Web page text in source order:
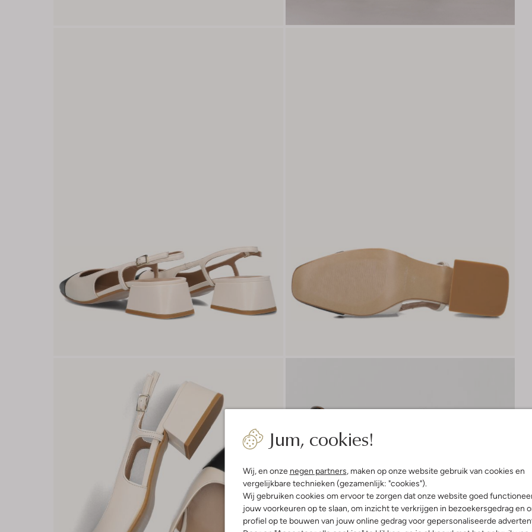
Jum, cookies!
Wij, en onze negen partners, maken op onze website gebruik van cookies en
vergelijkbare technieken (gezamenlijk: "cookies").
Wij gebruiken cookies om ervoor te zorgen dat onze website goed
jouw voorkeuren op te slaan, om inzicht te verkrijgen in bezoekersgedrag en
profiel op te bouwen van jouw online gedrag voor gepersonaliseerde